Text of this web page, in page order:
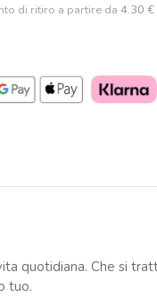
di ritiro a partire da 4.30 €
quotidiana. Che si
tuo.